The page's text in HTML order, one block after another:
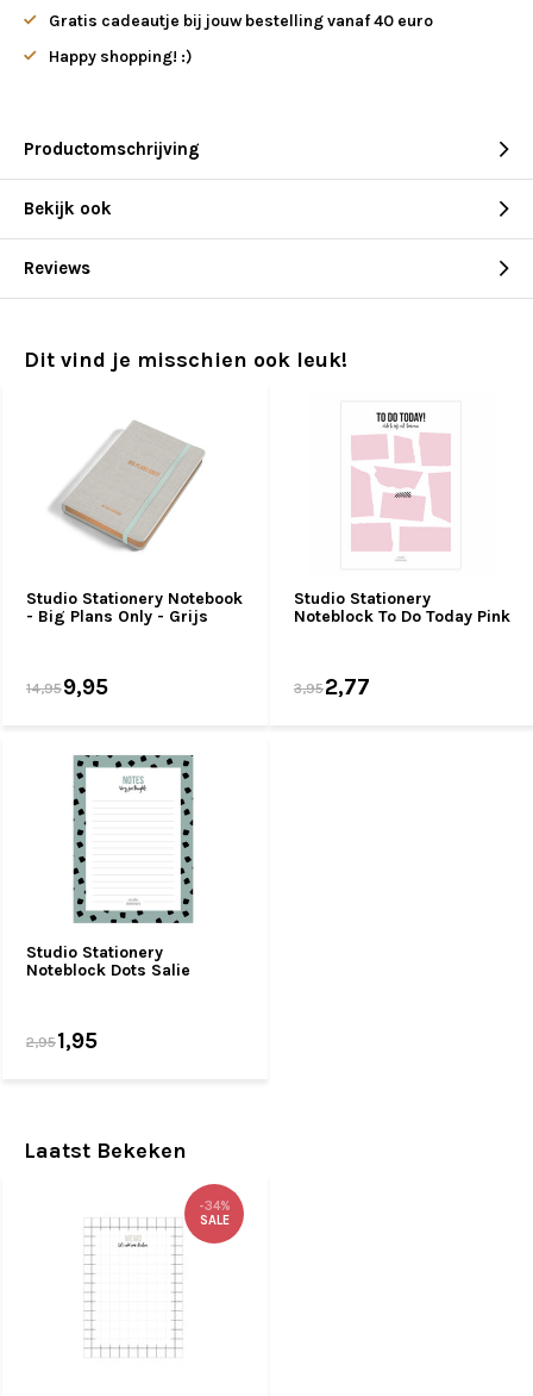
Gratis cadeautje bij jouw bestelling vanaf 40 euro
Happy shopping! :)
Productomschrijving
Bekijk ook
Reviews
Dit vind je misschien ook leuk!
Studio Stationery Notebook
- Big Plans Only - Grijs
14,959,95
Studio Stationery
Noteblock To Do Today Pink
3,952,77
Studio Stationery
Noteblock Dots Salie
2,951,95
Laatst Bekeken
-34%
SALE